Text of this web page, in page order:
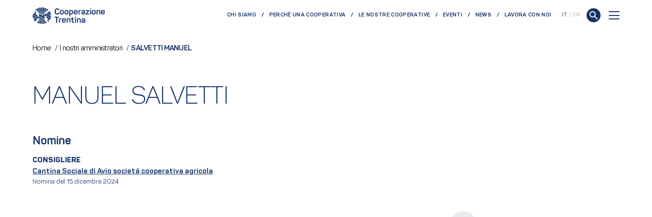
CHI SIAMO PERCHÈ UNA COOPERATIVA LE NOSTRE COOPERATIVE EVENTI NEWS LAVORA CON NOI IT EN
Home / I nostri amministratori / SALVETTI MANUEL
MANUEL SALVETTI
Nomine
CONSIGLIERE
Cantina Sociale di Avio società cooperativa agricola
Nomina del 15 dicembre 2024